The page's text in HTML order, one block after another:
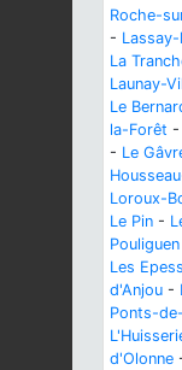
Roche-
-
La
Launay-
Le
la-Forêt -
- Le
Loroux-
Le Pin -
Pouliguen
Les
d'Anjou -
Ponts-
d'Olonne